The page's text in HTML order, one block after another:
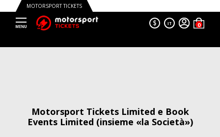
MOTORSPORT TICKETS
$ IT
Motorsport Tickets Limited e Book
Events Limited (insieme «la Società»)